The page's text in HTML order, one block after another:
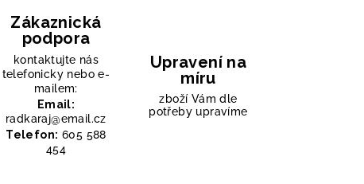
Zákaznická
podpora
kontaktujte nás
telefonicky nebo e-
mailem:
Email:
radkaraj@email.cz
Telefon: 605 588
454
Upravení na
míru
zboží Vám dle
potřeby upravíme